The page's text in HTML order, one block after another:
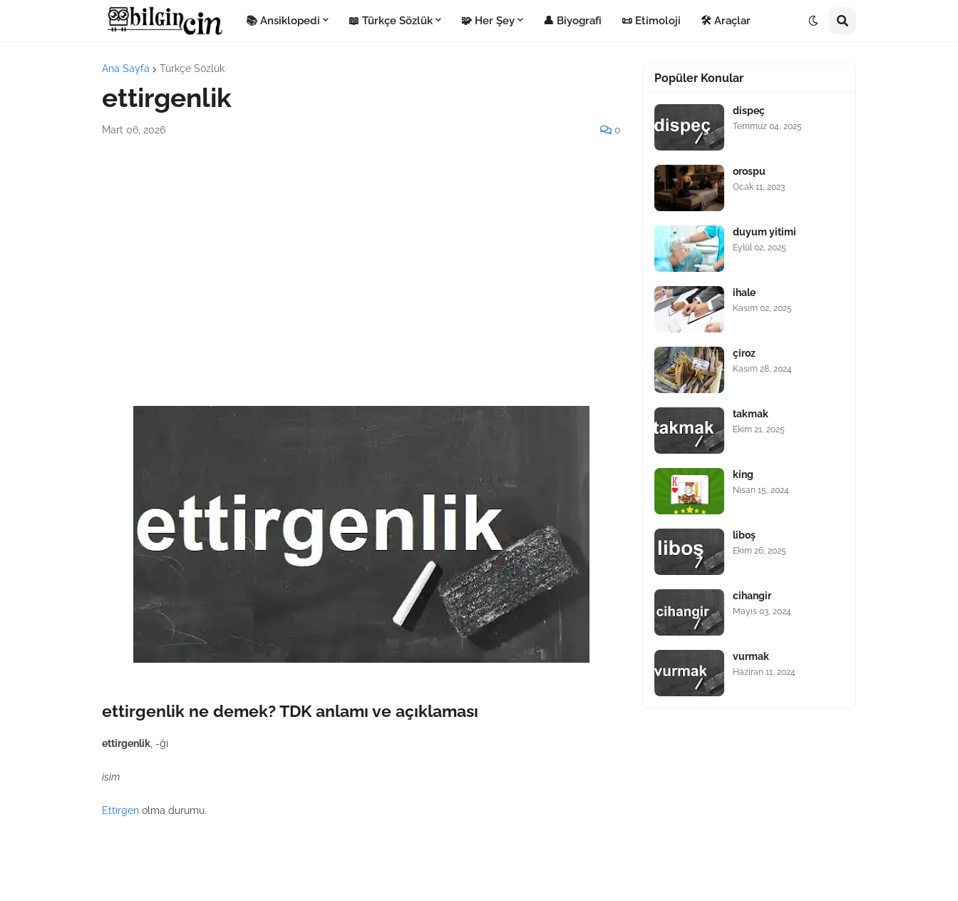
📚 Ansiklopedi 📖 Türkçe Sözlük 🧩 Her Şey 👤 Biyografi 📜 Etimoloji 🛠️ Araçlar
Ana Sayfa Türkçe Sözlük
ettirgenlik
Mart 06, 2026 0
ettirgenlik ne demek? TDK anlamı ve açıklaması
ettirgenlik , -ği
isim
Ettirgen olma durumu.
Popüler Konular
dispeç
Temmuz 04, 2025
orospu
Ocak 11, 2023
duyum yitimi
Eylül 02, 2025
ihale
Kasım 02, 2025
çiroz
Kasım 28, 2024
takmak
Ekim 21, 2025
king
Nisan 15, 2024
liboş
Ekim 26, 2025
cihangir
Mayıs 03, 2024
vurmak
Haziran 11, 2024